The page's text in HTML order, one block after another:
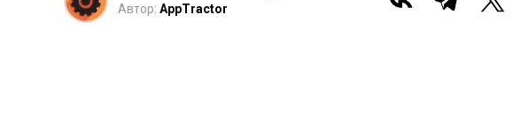
Автор: AppTractor